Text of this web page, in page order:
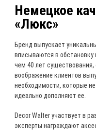
Немецкое
«Люкс»
Бренд выпускает
вписываются в
чем 40 лет
воображение клиентов
необходимости, которые
идеально дополняют ее.
Decor Walter участвует в
эксперты награждают